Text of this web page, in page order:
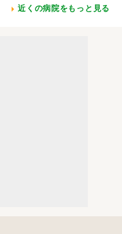
近くの病院をもっと見る